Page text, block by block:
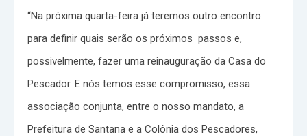
“Na próxima quarta-feira já teremos outro encontro
para definir quais serão os próximos passos e,
possivelmente, fazer uma reinauguração da Casa do
Pescador. E nós temos esse compromisso, essa
associação conjunta, entre o nosso mandato, a
Prefeitura de Santana e a Colônia dos Pescadores,